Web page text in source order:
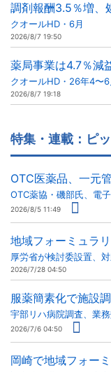
調剤報酬3.5％増、
クオールHD・6月
2026/8/7 19:50
薬局事業は4.7％減
クオールHD・26年4〜6
2026/8/7 19:18
特集・連載：ピ
OTC医薬品、一元
OTC薬協・磯部氏、電
2026/8/5 11:49
地域フォーミュラ
厚労省が検討委設置、
2026/7/28 04:50
服薬簡素化で施設
宇部リハ病院調査、業
2026/7/6 04:50
岡崎で地域フォー